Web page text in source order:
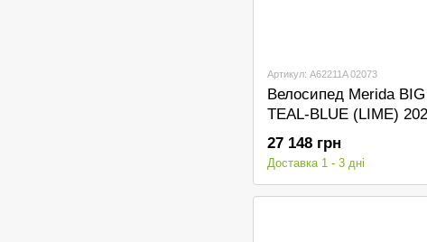
Артикул: A62211A 02073
Велосипед Merida
TEAL-BLUE (LIME)
27 148 грн
Доставка 1 - 3 дні